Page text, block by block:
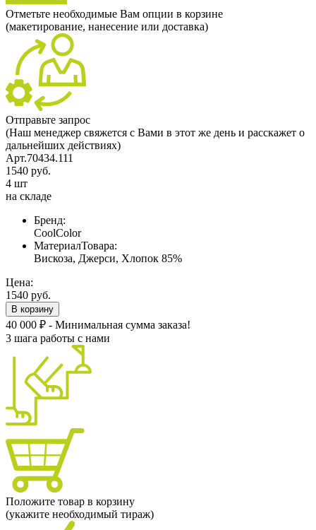
Отметьте необходимые Вам опции в корзине
(макетирование, нанесение или доставка)
Отправьте запрос
(Наш менеджер свяжется с Вами в этот же день и расскажет о
дальнейших действиях)
Арт.70434.111
1540 руб.
4 шт
на складе
Бренд:
CoolColor
МатериалТовара:
Вискоза, Джерси, Хлопок 85%
Цена:
1540 руб.
В корзину
40 000 ₽ - Минимальная сумма заказа!
3 шага работы с нами
Положите товар в корзину
(укажите необходимый тираж)